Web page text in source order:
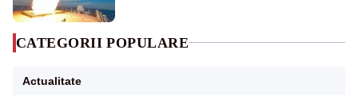
CATEGORII POPULARE
Actualitate